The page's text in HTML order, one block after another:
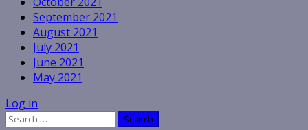
September 2021
August 2021
July 2021
June 2021
May 2021
Log in
Search